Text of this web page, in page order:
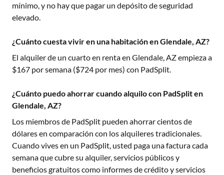
mínimo, y no hay que pagar un depósito de seguridad
elevado.
¿Cuánto cuesta vivir en una habitación en Glendale, AZ?
El alquiler de un cuarto en renta en Glendale, AZempieza a
$167 por semana ($724 por mes) con PadSplit.
¿Cuánto puedo ahorrar cuando alquilo con PadSplit en
Glendale, AZ?
Los miembros de PadSplit pueden ahorrar cientos de
dólares en comparación con los alquileres tradicionales.
Cuando vives en un PadSplit, usted paga una factura cada
semana que cubre su alquiler, servicios públicos y
beneficios gratuitos como informes de crédito y servicios